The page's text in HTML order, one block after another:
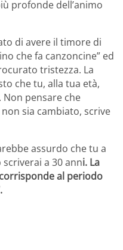
profonde dell’animo
di avere il timore di
che fa canzoncine” ed
tristezza. La
che tu, alla tua età,
Non pensare che
sia cambiato, scrive
assurdo che tu a
a 30 anni. La
al periodo